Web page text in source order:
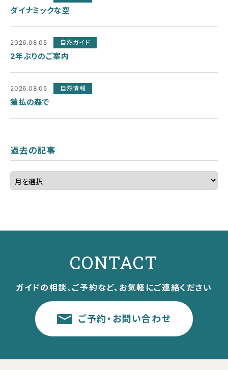
ダイナミックな空
2026.08.05 自然ガイド
2年ぶりのご案内
2026.08.05 自然情報
猿払の森で
過去の記事
CONTACT
ガイドの相談、ご予約など、お気軽にご連絡ください
ご予約・お問い合わせ